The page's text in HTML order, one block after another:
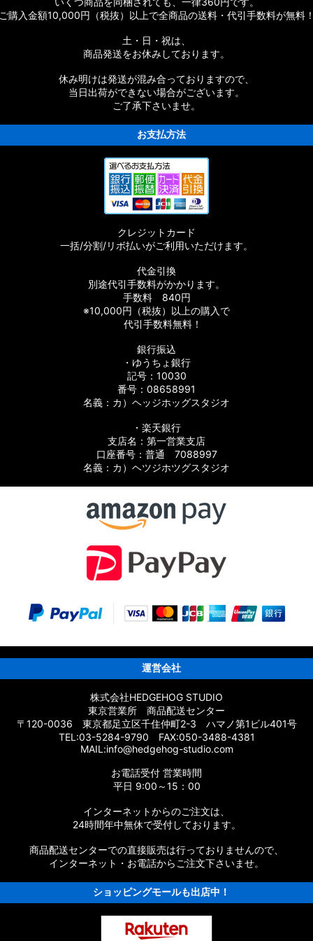
スタムパーツ
ご購入金額10,000円（税抜）以上で全商品の送料・代引手数料が無料
土・日・祝は、
商品発送をお休みしております。
休み明けは発送が混み合っておりますので、
当日出荷ができない場合がございます。
ご了承下さいませ。
お支払方法
クレジットカード
一括/分割/リボ払いがご利用いただけます。
代金引換
別途代引手数料がかかります。
手数料 840円
※10,000円（税抜）以上の購入で
代引手数料無料！
銀行振込
・ゆうちょ銀行
記号：10030
番号：08658991
名義：カ）ヘッジホッグスタジオ
・楽天銀行
支店名：第一営業支店
口座番号：普通 7088997
名義：カ）ヘツジホツグスタジオ
運営会社
株式会社HEDGEHOG STUDIO
東京営業所 商品配送センター
〒120-0036 東京都足立区千住仲町2-3 ハマノ第1ビル401号
TEL:03-5284-9790 FAX:050-3488-4381
MAIL:info@hedgehog-studio.com
お電話受付 営業時間
平日 9:00～15：00
インターネットからのご注文は、
24時間年中無休で受付しております。
商品配送センターでの直接販売は行っておりませんので、
インターネット・お電話からご注文下さいませ。
ショッピングモールも出店中！